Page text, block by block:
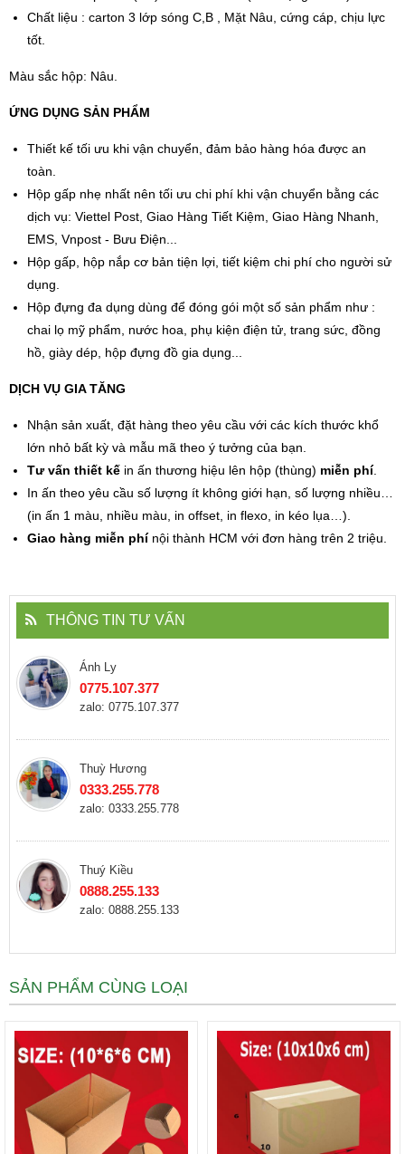
Chất liệu : carton 3 lớp sóng C,B , Mặt Nâu, cứng cáp, chịu lực
tốt.
Màu sắc hộp: Nâu.
ỨNG DỤNG SẢN PHẨM
Thiết kế tối ưu khi vận chuyển, đảm bảo hàng hóa được an
toàn.
Hộp gấp nhẹ nhất nên tối ưu chi phí khi vận chuyển bằng các
dịch vụ: Viettel Post, Giao Hàng Tiết Kiệm, Giao Hàng Nhanh,
EMS, Vnpost - Bưu Điện...
Hộp gấp, hộp nắp cơ bản tiện lợi, tiết kiệm chi phí cho người sử
dụng.
Hộp đựng đa dụng dùng để đóng gói một số sản phẩm như :
chai lọ mỹ phẩm, nước hoa, phụ kiện điện tử, trang sức, đồng
hồ, giày dép, hộp đựng đồ gia dụng...
DỊCH VỤ GIA TĂNG
Nhận sản xuất, đặt hàng theo yêu cầu với các kích thước khổ
lớn nhỏ bất kỳ và mẫu mã theo ý tưởng của bạn.
Tư vấn thiết kế in ấn thương hiệu lên hộp (thùng) miễn phí.
In ấn theo yêu cầu số lượng ít không giới hạn, số lượng nhiều…
(in ấn 1 màu, nhiều màu, in offset, in flexo, in kéo lụa…).
Giao hàng miễn phínội thành HCM với đơn hàng trên 2 triệu.
THÔNG TIN TƯ VẤN
Ánh Ly
0775.107.377
zalo: 0775.107.377
Thuỳ Hương
0333.255.778
zalo: 0333.255.778
Thuý Kiều
0888.255.133
zalo: 0888.255.133
SẢN PHẨM CÙNG LOẠI